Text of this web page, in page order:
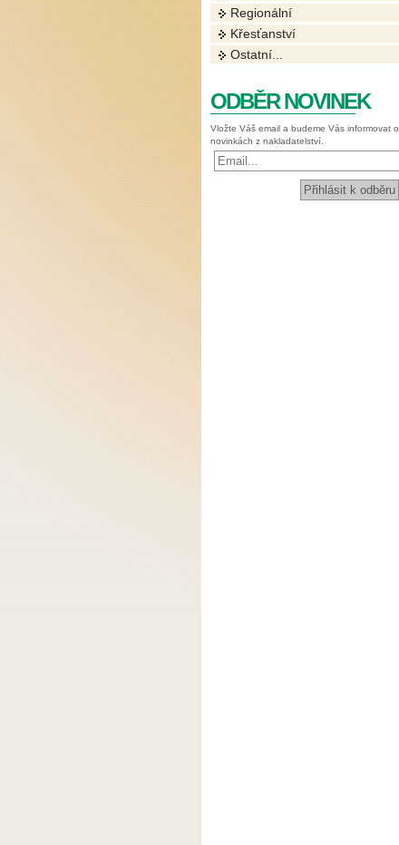
Regionální
Křesťanství
Ostatní...
ODBĚR NOVINEK
Vložte Váš email a budeme Vás informovat o
novinkách z nakladatelství.